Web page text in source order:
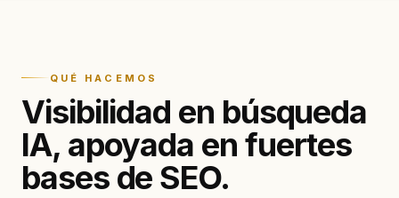
QUÉ HACEMOS
Visibilidad en búsqueda
IA, apoyada en fuertes
bases de SEO.